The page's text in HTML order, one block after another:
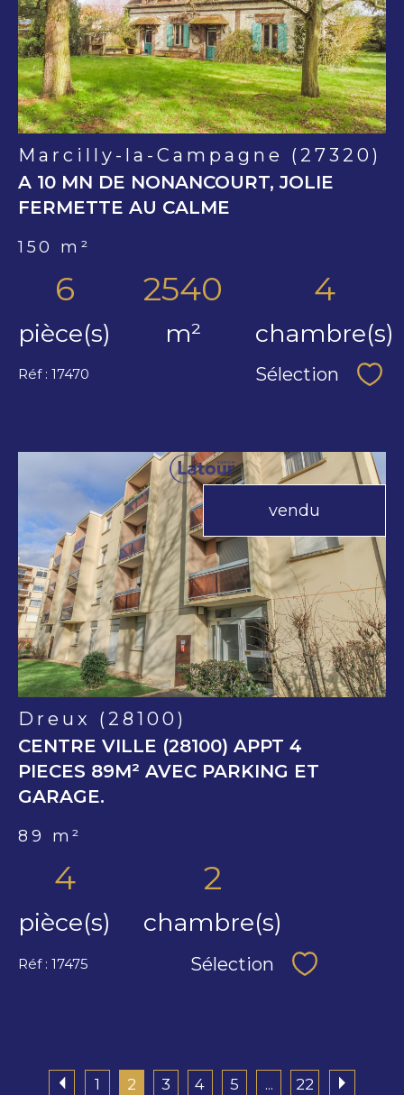
bien
Marcilly-la-Campagne (27320)
A 10 MN DE NONANCOURT, JOLIE
FERMETTE AU CALME
150 m²
6
pièce(s)
2540
m²
4
chambre(s)
Réf : 17470 Sélection
vendu
voir le
bien
Dreux (28100)
CENTRE VILLE (28100) APPT 4
PIECES 89M² AVEC PARKING ET
GARAGE.
89 m²
4
pièce(s)
2
chambre(s)
Réf : 17475 Sélection
1 2 3 4 5 ... 22